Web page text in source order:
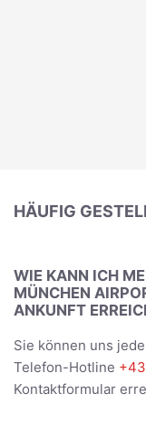
HÄUFIG
WIE KANN ICH
MÜNCHEN
ANKUNFT
Sie können uns
Telefon-Hotline
Kontaktformular